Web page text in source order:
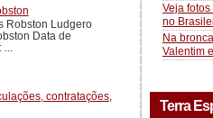
Robston Ludgero
Data de
contratações,
Veja
no
Na
Valentim
Terra